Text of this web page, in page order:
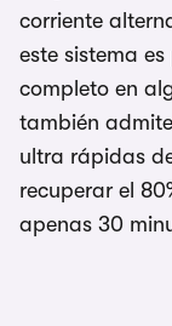
corriente
este sistema
completo en
también
ultra rápidas
recuperar el
apenas 30